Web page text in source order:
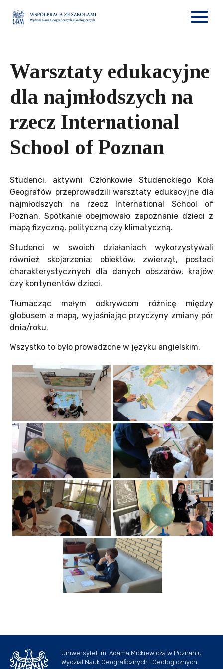
Warsztaty edukacyjne
dla najmłodszych na
rzecz International
School of Poznan
Studenci, aktywni Członkowie Studenckiego Koła
Geografów przeprowadzili warsztaty edukacyjne dla
najmłodszych na rzecz International School of
Poznan. Spotkanie obejmowało zapoznanie dzieci z
mapą fizyczną, polityczną czy klimatyczną.
Studenci w swoich działaniach wykorzystywali
również skojarzenia; obiektów, zwierząt, postaci
charakterystycznych dla danych obszarów, krajów
czy kontynentów dzieci.
Tłumacząc małym odkrywcom różnicę między
globusem a mapą, wyjaśniając przyczyny zmiany pór
dnia/roku.
Wszystko to było prowadzone w języku angielskim.
Uniwersytet im. Adama Mickiewicza w Poznaniu
Wydział Nauk Geograficznych i Geologicznych